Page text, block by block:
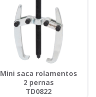
Mini saca rolamentos
2 pernas
TD0822